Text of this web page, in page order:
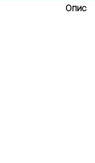
Опис